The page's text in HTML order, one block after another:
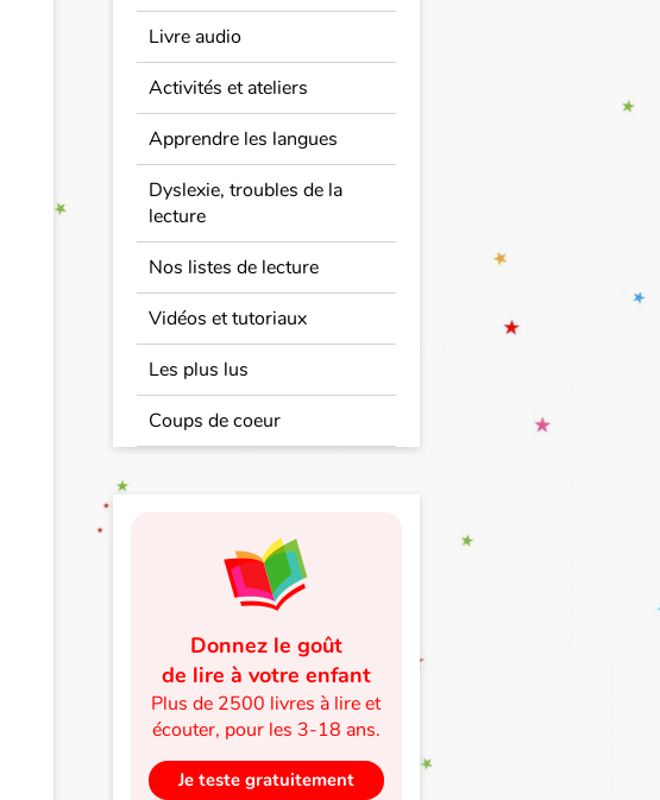
Livre audio
Activités et ateliers
Apprendre les langues
Dyslexie, troubles de la
lecture
Nos listes de lecture
Vidéos et tutoriaux
Les plus lus
Coups de coeur
Donnez le goût
de lire à votre enfant
Plus de 2500 livres à lire et
écouter, pour les 3-18 ans.
Je teste gratuitement